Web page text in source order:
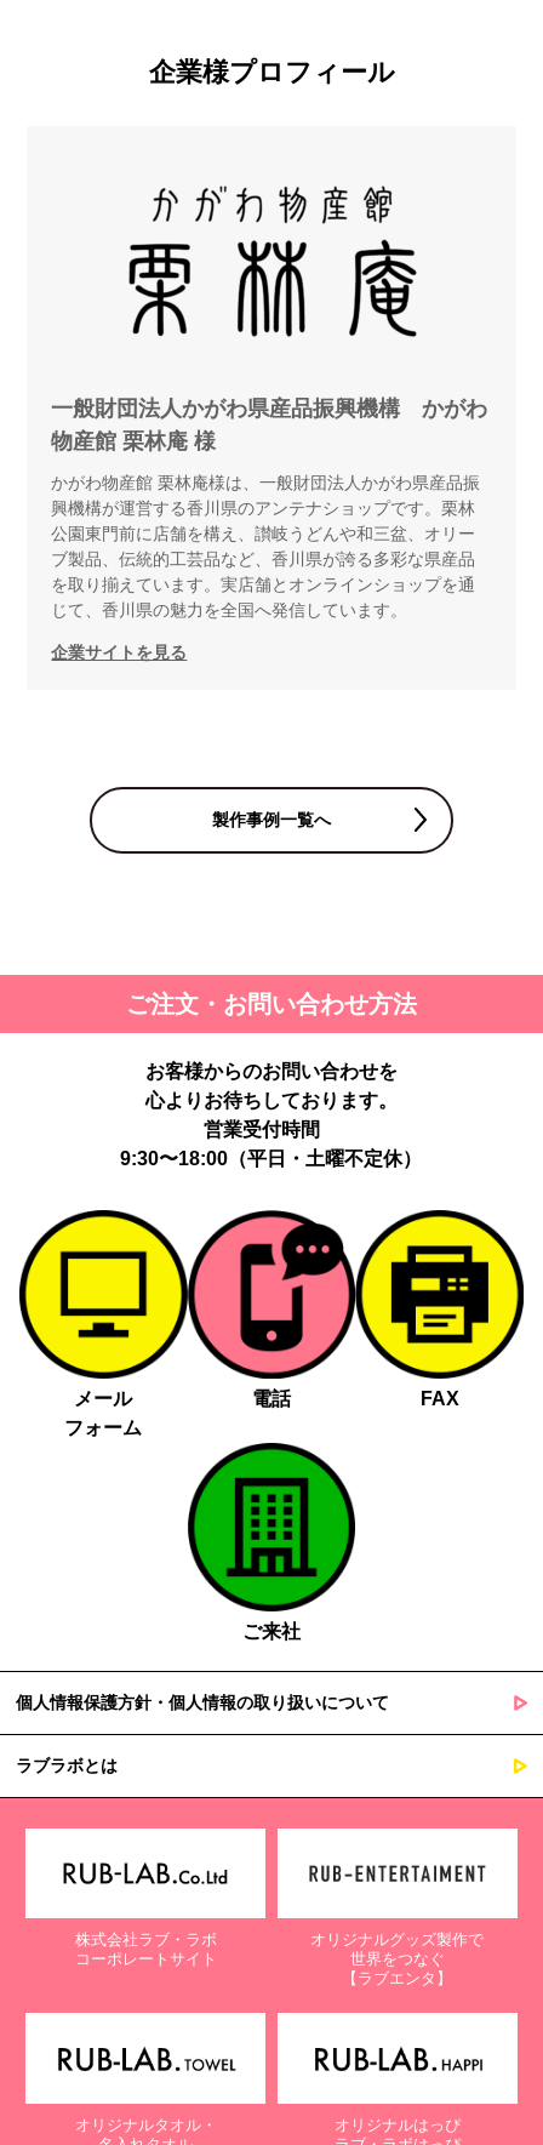
企業様プロフィール
一般財団法人かがわ県産品振興機構 かがわ
物産館 栗林庵 様
かがわ物産館 栗林庵様は、一般財団法人かがわ県産品振
興機構が運営する香川県のアンテナショップです。栗林
公園東門前に店舗を構え、讃岐うどんや和三盆、オリー
ブ製品、伝統的工芸品など、香川県が誇る多彩な県産品
を取り揃えています。実店舗とオンラインショップを通
じて、香川県の魅力を全国へ発信しています。
企業サイトを見る
製作事例一覧へ
ご注文・お問い合わせ方法
お客様からのお問い合わせを
心よりお待ちしております。
営業受付時間
9:30〜18:00（平日・土曜不定休）
メール
フォーム
電話 FAX
ご来社
個人情報保護方針・個人情報の取り扱いについて
ラブラボとは
株式会社ラブ・ラボ
コーポレートサイト
オリジナルグッズ製作で
世界をつなぐ
【ラブエンタ】
オリジナルタオル・
オリジナルはっぴ